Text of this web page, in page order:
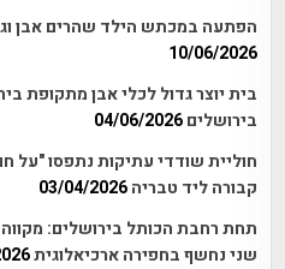
הפתעה במכתש הילד שהרים אבן וגילה
10/06/2026
בית יוצר גדול לכלי אבן מתקופת
בירושלים 04/06/2026
חוליית שודדי עתיקות נתפסו
קבורה ליד טבריה 03/04/2026
תחת רחבת הכותל בירושלים:
שני נחשף בחפירה ארכיאלוגית